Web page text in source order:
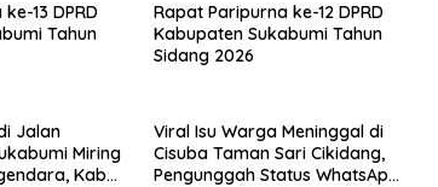
13 DPRD
Tahun
Rapat Paripurna ke-12 DPRD
Kabupaten Sukabumi Tahun
Sidang 2026
Jalan
Miring
Kabel
Viral Isu Warga Meninggal di
Cisuba Taman Sari Cikidang,
Pengunggah Status WhatsApp